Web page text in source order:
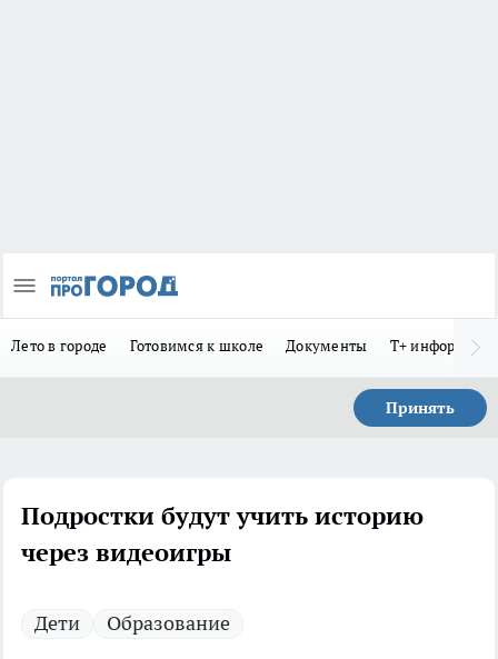
Лето в городе Готовимся к школе Документы Т+
Принять
Подростки будут учить историю
через видеоигры
Дети Образование